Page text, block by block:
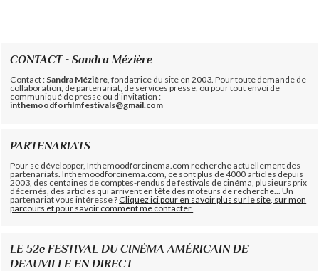
CONTACT - Sandra Mézière
Contact : Sandra Mézière , fondatrice du site en 2003. Pour toute demande de
collaboration, de partenariat, de services presse, ou pour tout envoi de
communiqué de presse ou d'invitation :
inthemoodforfilmfestivals@gmail.com
PARTENARIATS
Pour se développer, Inthemoodforcinema.com recherche actuellement des
partenariats. Inthemoodforcinema.com, ce sont plus de 4000 articles depuis
2003, des centaines de comptes-rendus de festivals de cinéma, plusieurs prix
décernés, des articles qui arrivent en tête des moteurs de recherche... Un
partenariat vous intéresse ?Cliquez ici pour en savoir plus sur le site, sur mon
parcours et pour savoir comment me contacter.
LE 52e FESTIVAL DU CINÉMA AMÉRICAIN DE
DEAUVILLE EN DIRECT